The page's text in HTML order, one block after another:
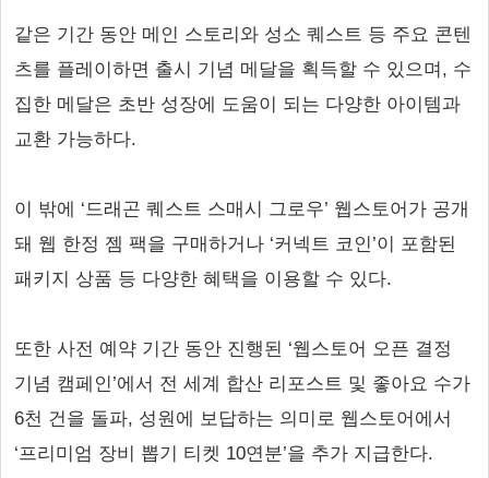
같은 기간 동안 메인 스토리와 성소 퀘스트 등 주요 콘텐
츠를 플레이하면 출시 기념 메달을 획득할 수 있으며, 수
집한 메달은 초반 성장에 도움이 되는 다양한 아이템과
교환 가능하다.
이 밖에 ‘드래곤 퀘스트 스매시 그로우’ 웹스토어가 공개
돼 웹 한정 젬 팩을 구매하거나 ‘커넥트 코인’이 포함된
패키지 상품 등 다양한 혜택을 이용할 수 있다.
또한 사전 예약 기간 동안 진행된 ‘웹스토어 오픈 결정
기념 캠페인’에서 전 세계 합산 리포스트 및 좋아요 수가
6천 건을 돌파, 성원에 보답하는 의미로 웹스토어에서
‘프리미엄 장비 뽑기 티켓 10연분’을 추가 지급한다.